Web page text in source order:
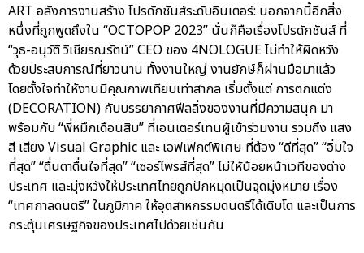
ART อลังการงานสร้าง โปรดักชันส์ระดับอินเตอร์: นอกจากนี้อีกสิ่ง
หนึ่งที่ถูกพูดถึงใน “OCTOPOP 2023” นั่นก็คือเรื่องโปรดักชันส์ ที่
“วุธ-อนุวัติ วิเชียรณรัตน์” CEO ของ 4NOLOGUE ไม่ทำให้ผิดหวัง
ด้วยประสบการณ์ที่ยาวนาน ทั้งงานใหญ่ งานยักษ์ก็ผ่านมือมาแล้ว
โดยตั้งใจทำให้งานมีคุณภาพเทียบเท่าสากล เริ่มตั้งแต่ การตกแต่ง
(DECORATION) กับบรรยากาศฟีลลิ่งของงานที่มีความสนุก มา
พร้อมกับ “พี่หมึกเดือนสิบ” ที่เอนเตอร์เทนผู้เข้าร่วมงาน รวมถึง แสง
สี เสียง Visual Graphic และ เอฟเฟกต์พิเศษ ที่ต้อง “ดีที่สุด” “อิ่มใจ
ที่สุด” “ตื่นตาตื่นใจที่สุด” “เซอร์ไพรส์ที่สุด” ไม่ให้น้อยหน้าเวทีของต่าง
ประเทศ และมุ่งหวังให้ประเทศไทยถูกปักหมุดเป็นจุดมุ่งหมาย เรื่อง
“เทศกาลดนตรี” ในภูมิภาค ให้อุตสาหกรรมดนตรีได้เติบโต และเป็นการ
กระตุ้นเศรษฐกิจของประเทศไปด้วยเช่นกัน